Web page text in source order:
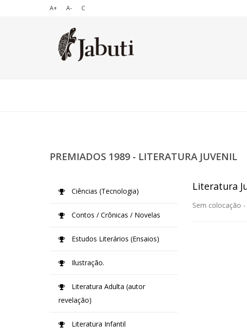
A+ A- C
PREMIADOS 1989 - LITERATURA JUVENIL
Literatura
Sem colocação -
Ciências (Tecnologia)
Contos / Crônicas / Novelas
Estudos Literários (Ensaios)
Ilustração.
Literatura Adulta (autor
revelação)
Literatura Infantil